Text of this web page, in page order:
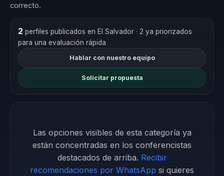
correcto.
2 perfiles publicados en El Salvador · 2 ya priorizados
para una evaluación rápida
Hablar con nuestro equipo
Solicitar propuesta
Las opciones visibles de esta categoría ya
están concentradas en los conferencistas
destacados de arriba. Recibir
recomendaciones por WhatsApp si quieres